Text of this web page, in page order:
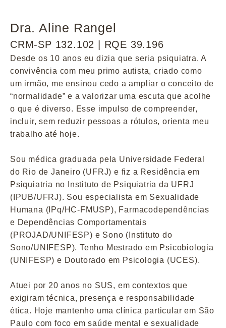
Dra. Aline Rangel
CRM-SP 132.102 | RQE 39.196
Desde os 10 anos eu dizia que seria psiquiatra. A
convivência com meu primo autista, criado como
um irmão, me ensinou cedo a ampliar o conceito de
“normalidade” e a valorizar uma escuta que acolhe
o que é diverso. Esse impulso de compreender,
incluir, sem reduzir pessoas a rótulos, orienta meu
trabalho até hoje.
Sou médica graduada pela Universidade Federal
do Rio de Janeiro (UFRJ) e fiz a Residência em
Psiquiatria no Instituto de Psiquiatria da UFRJ
(IPUB/UFRJ). Sou especialista em Sexualidade
Humana (IPq/HC-FMUSP), Farmacodependências
e Dependências Comportamentais
(PROJAD/UNIFESP) e Sono (Instituto do
Sono/UNIFESP). Tenho Mestrado em Psicobiologia
(UNIFESP) e Doutorado em Psicologia (UCES).
Atuei por 20 anos no SUS, em contextos que
exigiram técnica, presença e responsabilidade
ética. Hoje mantenho uma clínica particular em São
Paulo com foco em saúde mental e sexualidade